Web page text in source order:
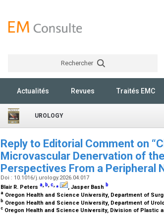
Rechercher
Actualités Revues Traités EMC
UROLOGY
Reply to Editorial Comment on
Microvascular Denervation of
Perspectives From a Peripheral
Doi : 10.1016/j.urology.2026.04.017
Blair R. Peters a, b,c,⁎ , Jasper Bash b
a Oregon Health and Science University, Department of
b Oregon Health and Science University, Department of
c Oregon Health and Science University, Division of Plastic